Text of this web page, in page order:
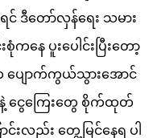
ဒီတော်လှန်ရေး သမား
နေ ပူးပေါင်းပြီးတော့
ပျောက်ကွယ်သွားအောင်
ငွေကြေးတွေ စိုက်ထုတ်
င်းလည်း တွေ့မြင်နေရ ပါ